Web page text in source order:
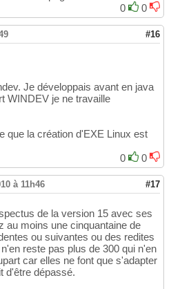
0
0
#16
Je développais avant en java
WINDEV je ne travaille
que la création d'EXE Linux est
0
0
à 11h46 #17
de la version 15 avec ses
au moins une cinquantaine de
ou suivantes ou des redites
reste pas plus de 300 qui n'en
car elles ne font que s'adapter
d'être dépassé.